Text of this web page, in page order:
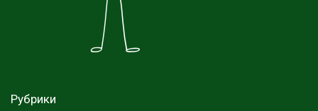
Рубрики